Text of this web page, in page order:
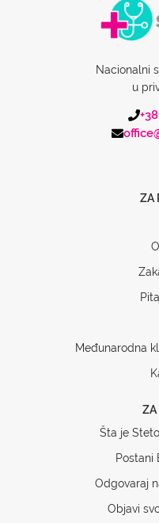
Nacionalni
u
ZA
Međunarodna
ZA
Šta je
Postani
Odgovaraj
Objavi